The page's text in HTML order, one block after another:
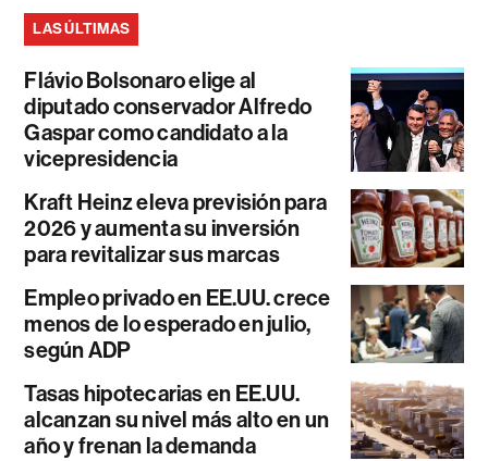
LAS ÚLTIMAS
Flávio Bolsonaro elige al
diputado conservador Alfredo
Gaspar como candidato a la
vicepresidencia
Kraft Heinz eleva previsión para
2026 y aumenta su inversión
para revitalizar sus marcas
Empleo privado en EE.UU. crece
menos de lo esperado en julio,
según ADP
Tasas hipotecarias en EE.UU.
alcanzan su nivel más alto en un
año y frenan la demanda